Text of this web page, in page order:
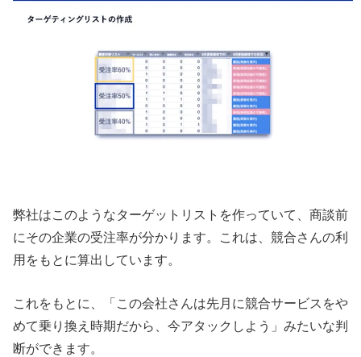
弊社はこのようなターゲットリストを作っていて、商談前
にその企業の受注率が分かります。これは、競合さんの利
用をもとに算出しています。
これをもとに、「この会社さんは先月に競合サービスをや
めて乗り換え時期だから、今アタックしよう」みたいな判
断ができます。